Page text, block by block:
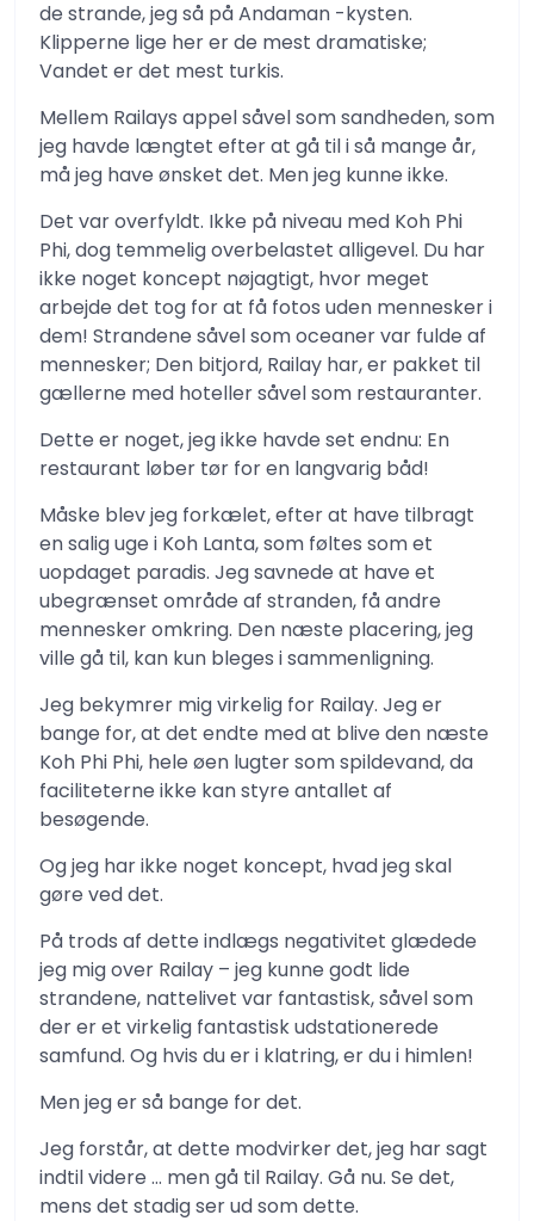
de strande, jeg så på Andaman -kysten.
Klipperne lige her er de mest dramatiske;
Vandet er det mest turkis.
Mellem Railays appel såvel som sandheden, som
jeg havde længtet efter at gå til i så mange år,
må jeg have ønsket det. Men jeg kunne ikke.
Det var overfyldt. Ikke på niveau med Koh Phi
Phi, dog temmelig overbelastet alligevel. Du har
ikke noget koncept nøjagtigt, hvor meget
arbejde det tog for at få fotos uden mennesker i
dem! Strandene såvel som oceaner var fulde af
mennesker; Den bitjord, Railay har, er pakket til
gællerne med hoteller såvel som restauranter.
Dette er noget, jeg ikke havde set endnu: En
restaurant løber tør for en langvarig båd!
Måske blev jeg forkælet, efter at have tilbragt
en salig uge i Koh Lanta, som føltes som et
uopdaget paradis. Jeg savnede at have et
ubegrænset område af stranden, få andre
mennesker omkring. Den næste placering, jeg
ville gå til, kan kun bleges i sammenligning.
Jeg bekymrer mig virkelig for Railay. Jeg er
bange for, at det endte med at blive den næste
Koh Phi Phi, hele øen lugter som spildevand, da
faciliteterne ikke kan styre antallet af
besøgende.
Og jeg har ikke noget koncept, hvad jeg skal
gøre ved det.
På trods af dette indlægs negativitet glædede
jeg mig over Railay – jeg kunne godt lide
strandene, nattelivet var fantastisk, såvel som
der er et virkelig fantastisk udstationerede
samfund. Og hvis du er i klatring, er du i himlen!
Men jeg er så bange for det.
Jeg forstår, at dette modvirker det, jeg har sagt
indtil videre … men gå til Railay. Gå nu. Se det,
mens det stadig ser ud som dette.